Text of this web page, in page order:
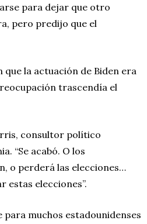
para dejar que otro
pero predijo que el
la actuación de Biden era
trascendía el
consultor político
“Se acabó. O los
o perderá las elecciones…
estas elecciones”.
para muchos estadounidenses